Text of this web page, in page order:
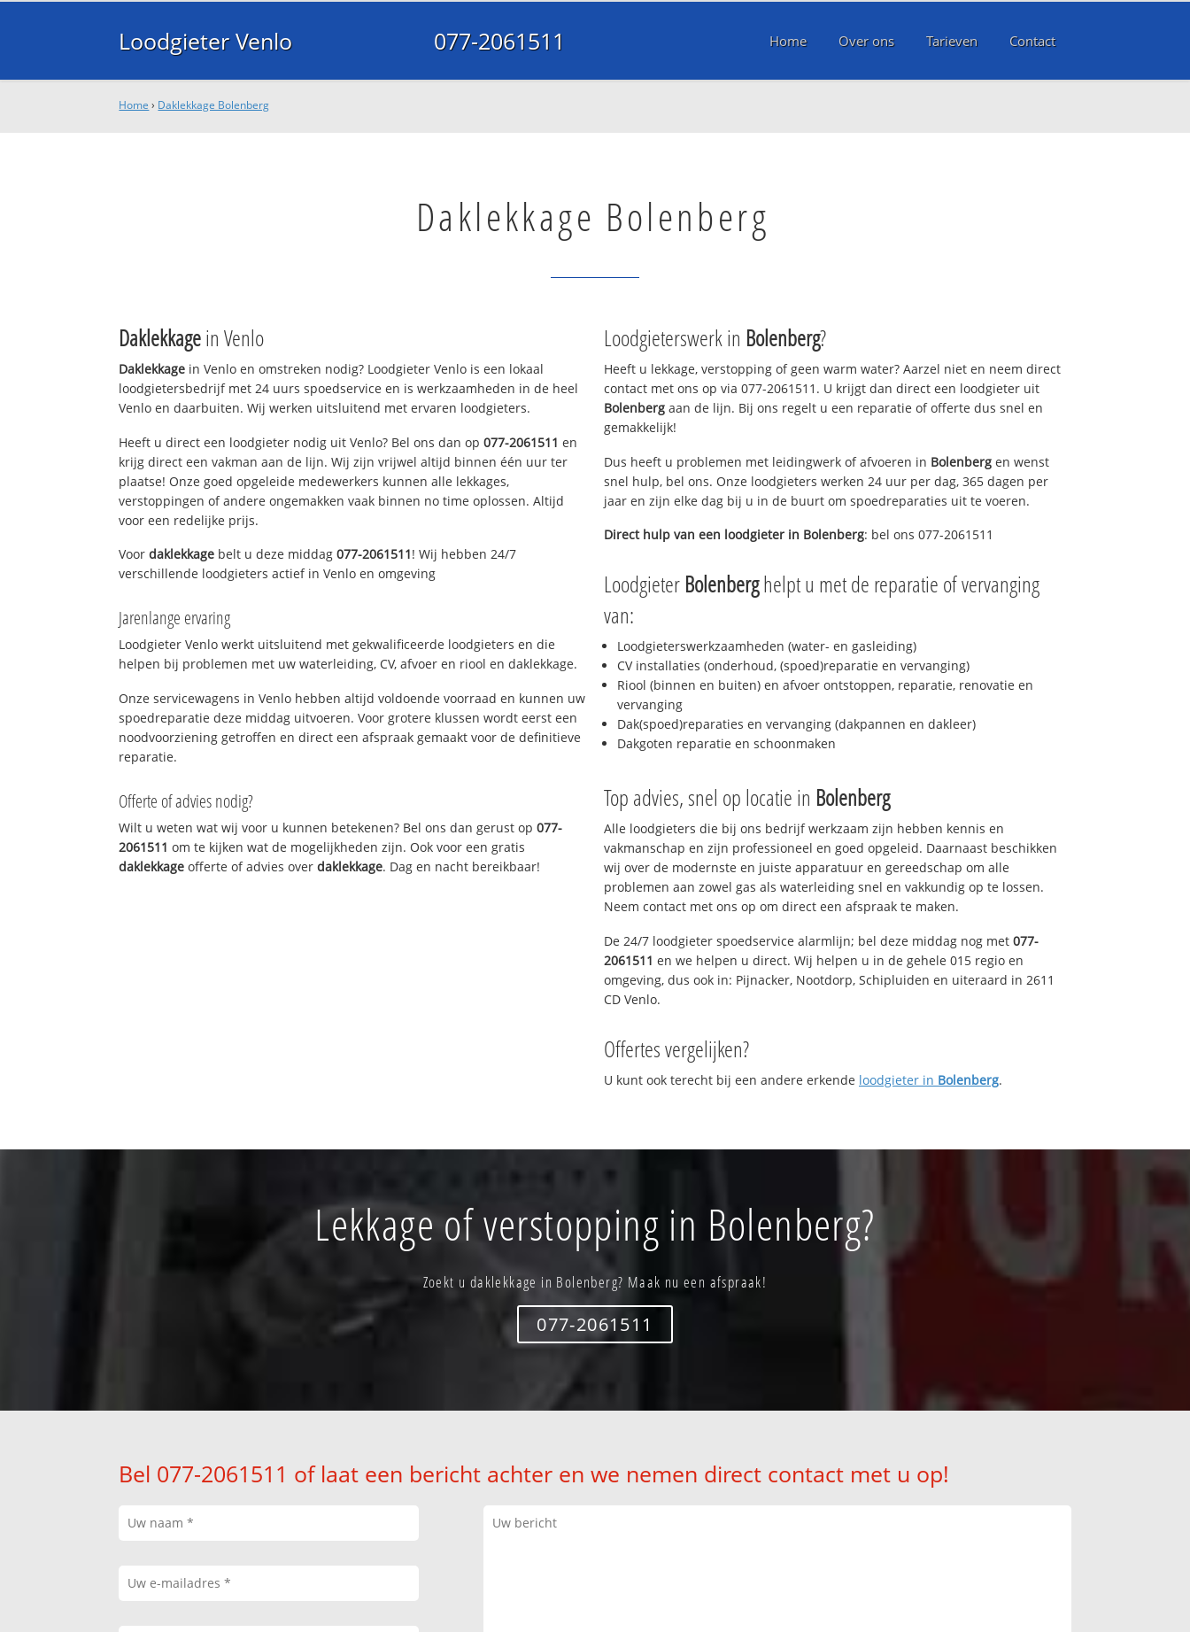
Loodgieter Venlo 077-2061511 Home Over ons Tarieven Contact
Home › Daklekkage Bolenberg
Daklekkage Bolenberg
Daklekkagein Venlo
Daklekkage in Venlo en omstreken nodig? Loodgieter Venlo is een lokaal
loodgietersbedrijf met 24 uurs spoedservice en is werkzaamheden in de heel
Venlo en daarbuiten. Wij werken uitsluitend met ervaren loodgieters.
Heeft u direct een loodgieter nodig uit Venlo? Bel ons dan op077-2061511 en
krijg direct een vakman aan de lijn. Wij zijn vrijwel altijd binnen één uur ter
plaatse! Onze goed opgeleide medewerkers kunnen alle lekkages,
verstoppingen of andere ongemakken vaak binnen no time oplossen. Altijd
voor een redelijke prijs.
Voordaklekkage belt u deze middag077-2061511! Wij hebben 24/7
verschillende loodgieters actief in Venlo en omgeving
Jarenlange ervaring
Loodgieter Venlo werkt uitsluitend met gekwalificeerde loodgieters en die
helpen bij problemen met uw waterleiding, CV, afvoer en riool en daklekkage.
Onze servicewagens in Venlo hebben altijd voldoende voorraad en kunnen uw
spoedreparatie deze middag uitvoeren. Voor grotere klussen wordt eerst een
noodvoorziening getroffen en direct een afspraak gemaakt voor de definitieve
reparatie.
Offerte of advies nodig?
Wilt u weten wat wij voor u kunnen betekenen? Bel ons dan gerust op077-
2061511 om te kijken wat de mogelijkheden zijn. Ook voor een gratis
daklekkage offerte of advies overdaklekkage. Dag en nacht bereikbaar!
Loodgieterswerk in Bolenberg?
Heeft u lekkage, verstopping of geen warm water? Aarzel niet en neem direct
contact met ons op via 077-2061511. U krijgt dan direct een loodgieter uit
Bolenberg aan de lijn. Bij ons regelt u een reparatie of offerte dus snel en
gemakkelijk!
Dus heeft u problemen met leidingwerk of afvoeren in Bolenberg en wenst
snel hulp, bel ons. Onze loodgieters werken 24 uur per dag, 365 dagen per
jaar en zijn elke dag bij u in de buurt om spoedreparaties uit te voeren.
Direct hulp van een loodgieter in Bolenberg: bel ons 077-2061511
Loodgieter Bolenberghelpt u met de reparatie of vervanging
van:
Loodgieterswerkzaamheden (water- en gasleiding)
CV installaties (onderhoud, (spoed)reparatie en vervanging)
Riool (binnen en buiten) en afvoer ontstoppen, reparatie, renovatie en
vervanging
Dak(spoed)reparaties en vervanging (dakpannen en dakleer)
Dakgoten reparatie en schoonmaken
Top advies, snel op locatie in Bolenberg
Alle loodgieters die bij ons bedrijf werkzaam zijn hebben kennis en
vakmanschap en zijn professioneel en goed opgeleid. Daarnaast beschikken
wij over de modernste en juiste apparatuur en gereedschap om alle
problemen aan zowel gas als waterleiding snel en vakkundig op te lossen.
Neem contact met ons op om direct een afspraak te maken.
De 24/7 loodgieter spoedservice alarmlijn; bel deze middag nog met 077-
2061511 en we helpen u direct. Wij helpen u in de gehele 015 regio en
omgeving, dus ook in: Pijnacker, Nootdorp, Schipluiden en uiteraard in 2611
CD Venlo.
Offertes vergelijken?
U kunt ook terecht bij een andere erkende loodgieter in Bolenberg.
Lekkage of verstopping in Bolenberg?
Zoekt u daklekkage in Bolenberg? Maak nu een afspraak!
077-2061511
Bel 077-2061511 of laat een bericht achter en we nemen direct contact met u op!